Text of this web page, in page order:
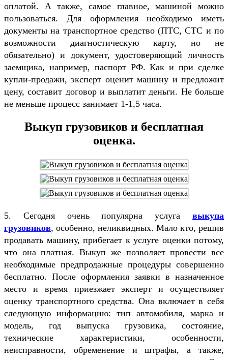
оплатой. А также, самое главное, машиной можно
пользоваться. Для оформления необходимо иметь
документы на транспортное средство (ПТС, СТС и по
возможности диагностическую карту, но не
обязательно) и документ, удостоверяющий личность
заемщика, например, паспорт РФ. Как и при сделке
купли-продажи, эксперт оценит машину и предложит
цену, составит договор и выплатит деньги. Не больше
не меньше процесс занимает 1-1,5 часа.
Выкуп грузовиков и бесплатная
оценка.
5. Сегодня очень популярна услуга выкупа
грузовиков, особенно, неликвидных. Мало кто, решив
продавать машину, прибегает к услуге оценки потому,
что она платная. Выкуп же позволяет провести все
необходимые предпродажные процедуры совершенно
бесплатно. После оформления заявки в назначенное
место и время приезжает эксперт и осуществляет
оценку транспортного средства. Она включает в себя
следующую информацию: тип автомобиля, марка и
модель, год выпуска грузовика, состояние,
технические характеристики, особенности,
неисправности, обременение и штрафы, а также,